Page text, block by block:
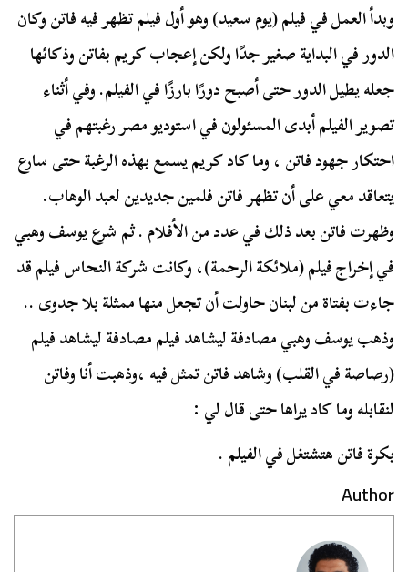
وبدأ العمل في فيلم (يوم سعيد) وهو أول فيلم تظهر فيه فاتن وكان
الدور في البداية صغير جدًا ولكن إعجاب كريم بفاتن وذكائها
جعله يطيل الدور حتى أصبح دورًا بارزًا في الفيلم. وفي أثناء
تصوير الفيلم أبدى المسئولون في استوديو مصر رغبتهم في
احتكار جهود فاتن ، وما كاد كريم يسمع بهذه الرغبة حتى سارع
يتعاقد معي على أن تظهر فاتن فلمين جديدين لعبد الوهاب.
وظهرت فاتن بعد ذلك في عدد من الأفلام . ثم شرع يوسف وهبي
في إخراج فيلم (ملائكة الرحمة)، وكانت شركة النحاس فيلم قد
جاءت بفتاة من لبنان حاولت أن تجعل منها ممثلة بلا جدوى ..
وذهب يوسف وهبي مصادفة ليشاهد فيلم مصادفة ليشاهد فيلم
(رصاصة في القلب) وشاهد فاتن تمثل فيه ،وذهبت أنا وفاتن
لنقابله وما كاد يراها حتى قال لي :
بكرة فاتن هتشتغل في الفيلم .
Author